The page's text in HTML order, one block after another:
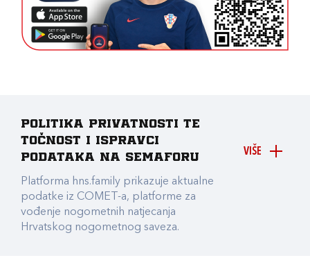
VIŠE
Politika privatnosti te
točnost i ispravci
podataka na Semaforu
Platforma hns.family prikazuje aktualne
podatke iz COMET-a, platforme za
vođenje nogometnih natjecanja
Hrvatskog nogometnog saveza.